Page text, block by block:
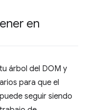
en
árbol del DOM y
para que el
seguir siendo